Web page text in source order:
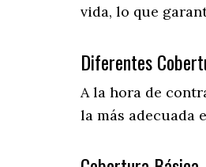
vida, lo que
Diferentes
A la hora de
la más adecuada